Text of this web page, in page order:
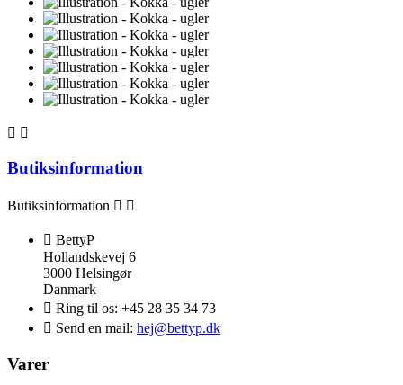
 
Butiksinformation
Butiksinformation  
 BettyP
Hollandskevej 6
3000 Helsingør
Danmark
 Ring til os: +45 28 35 34 73
 Send en mail: hej@bettyp.dk
Varer